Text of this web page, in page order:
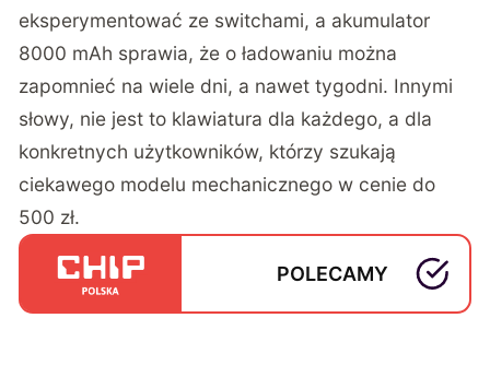
eksperymentować ze switchami, a akumulator
8000 mAh sprawia, że o ładowaniu można
zapomnieć na wiele dni, a nawet tygodni. Innymi
słowy, nie jest to klawiatura dla każdego, a dla
konkretnych użytkowników, którzy szukają
ciekawego modelu mechanicznego w cenie do
500 zł.
POLECAMY